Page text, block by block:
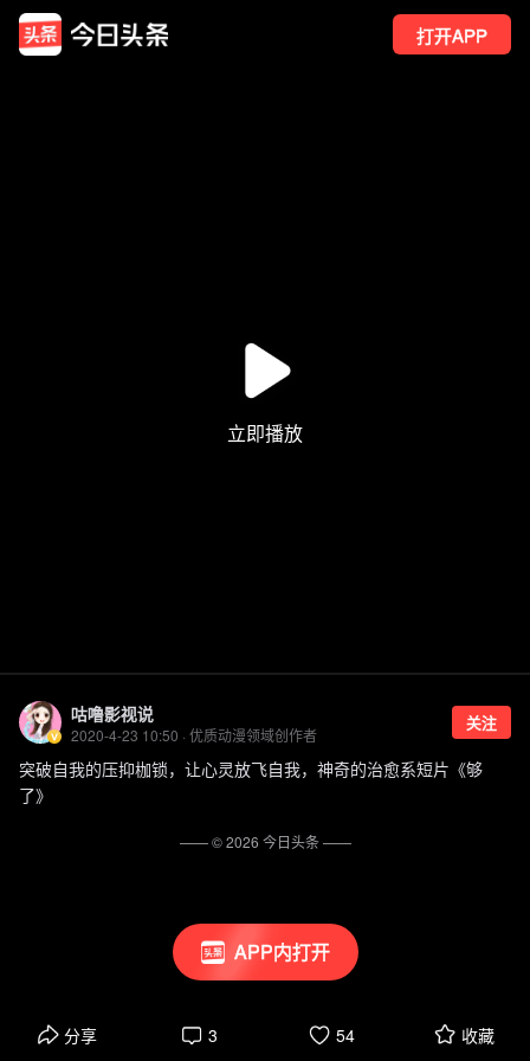
打开APP
APP内打开
咕噜影视说
2020-4-23 10:50 · 优质动漫领域创作者
关注
突破自我的压抑枷锁，让心灵放飞自我，神奇的治愈系短片《够
了》
分享 3 54 收藏
—— ©2026 今日头条——